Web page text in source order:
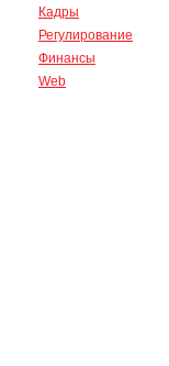
Кадры
Регулирование
Финансы
Web